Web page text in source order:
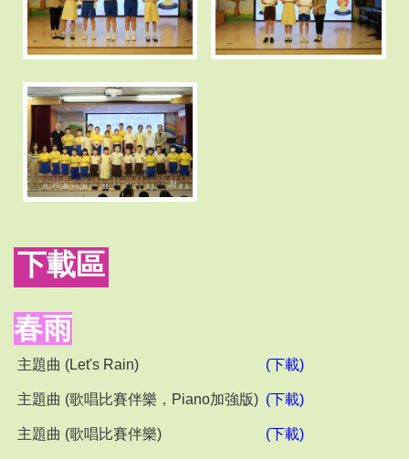
下載區
春雨
主題曲 (Let's Rain) (下載)
主題曲 (歌唱比賽伴樂，Piano加強版) (下載)
主題曲 (歌唱比賽伴樂) (下載)